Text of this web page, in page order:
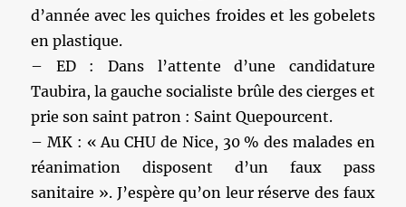
d’année avec les quiches froides et les gobelets
en plastique.
– ED : Dans l’attente d’une candidature
Taubira, la gauche socialiste brûle des cierges et
prie son saint patron : Saint Quepourcent.
– MK : « Au CHU de Nice, 30 % des malades en
réanimation disposent d’un faux pass
sanitaire ». J’espère qu’on leur réserve des faux